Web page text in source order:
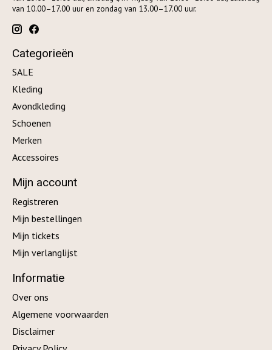
van 10.00–17.00 uur en zondag van 13.00–17.00 uur.
Categorieën
SALE
Kleding
Avondkleding
Schoenen
Merken
Accessoires
Mijn account
Registreren
Mijn bestellingen
Mijn tickets
Mijn verlanglijst
Informatie
Over ons
Algemene voorwaarden
Disclaimer